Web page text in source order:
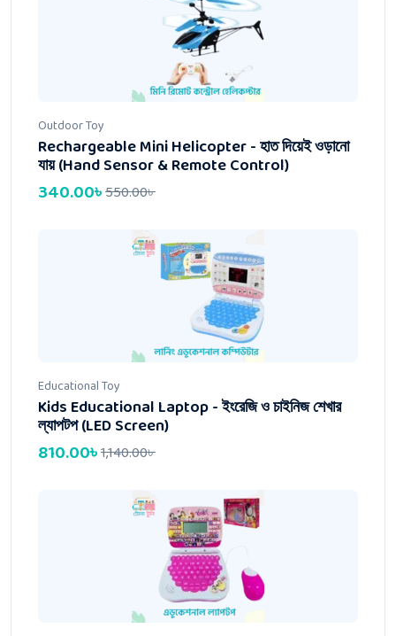
Outdoor Toy
Rechargeable Mini Helicopter - হাত দিয়েই ওড়ানো
যায় (Hand Sensor & Remote Control)
550.00৳
340.00৳
Educational Toy
Kids Educational Laptop - ইংরেজি ও চাইনিজ শেখার
ল্যাপটপ (LED Screen)
1,140.00৳
810.00৳